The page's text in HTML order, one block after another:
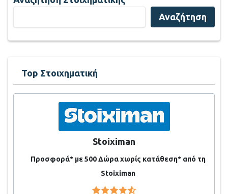
Αναζήτηση
Top Στοιχηματική
Stoiximan
Προσφορά* με 500 Δώρα χωρίς κατάθεση* από τη
Stoiximan